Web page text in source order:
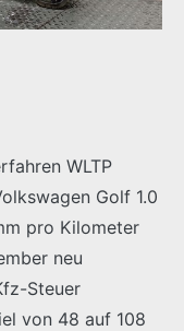
WLTP
Golf 1.0
pro Kilometer
neu
Steuer
von 48 auf 108